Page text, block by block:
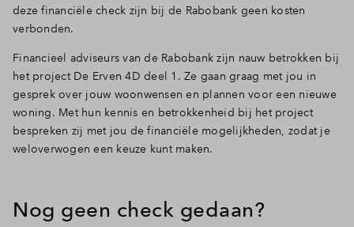
deze financiële check zijn bij de Rabobank geen kosten
verbonden.
Financieel adviseurs van de Rabobank zijn nauw betrokken bij
het project De Erven 4D deel 1. Ze gaan graag met jou in
gesprek over jouw woonwensen en plannen voor een nieuwe
woning. Met hun kennis en betrokkenheid bij het project
bespreken zij met jou de financiële mogelijkheden, zodat je
weloverwogen een keuze kunt maken.
Nog geen check gedaan?